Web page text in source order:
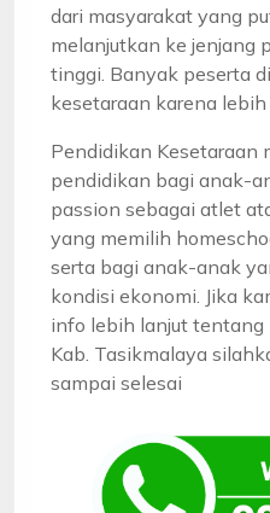
dari masyarakat yang
melanjutkan ke jenjang
tinggi. Banyak peserta
kesetaraan karena lebih
Pendidikan Kesetaraan
pendidikan bagi anak-
passion sebagai atlet
yang memilih
serta bagi anak-anak
kondisi ekonomi. Jika
info lebih lanjut tentang
Kab. Tasikmalaya
sampai selesai